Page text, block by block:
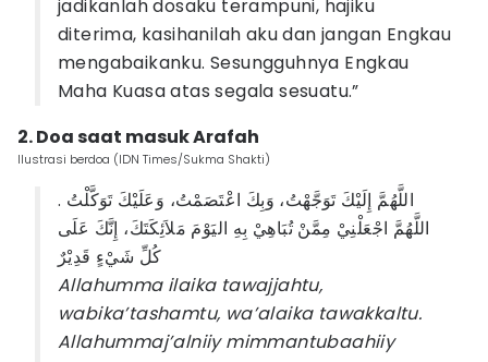
jadikanlah dosaku terampuni, hajiku
diterima, kasihanilah aku dan jangan Engkau
mengabaikanku. Sesungguhnya Engkau
Maha Kuasa atas segala sesuatu.”
2. Doa saat masuk Arafah
Ilustrasi berdoa (IDN Times/Sukma Shakti)
اللَّهُمَّ إِلَيْكَ تَوَجَّهْتُ، وَبِكَ اعْتَصَمْتُ، وَعَلَيْكَ تَوَكَّلْتُ .
اللَّهُمَّ اجْعَلْنِيْ مِمَّنْ تُبَاهِيْ بِهِ اليَوْمَ مَلاَئِكَتَكَ، إِنَّكَ عَلَى
كُلِّ شَيْءٍ قَدِيْرٌ
Allahumma ilaika tawajjahtu,
wabika’tashamtu, wa’alaika tawakkaltu.
Allahummaj’alniiy mimmantubaahiiy